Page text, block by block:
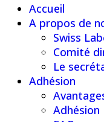
Accueil
A propos de
Swiss
Comité
Le
Adhésion
Adhésion